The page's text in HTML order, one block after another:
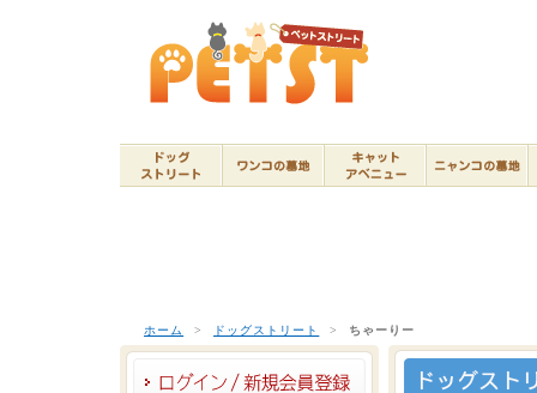
ホーム > ドッグストリート > ちゃーりー